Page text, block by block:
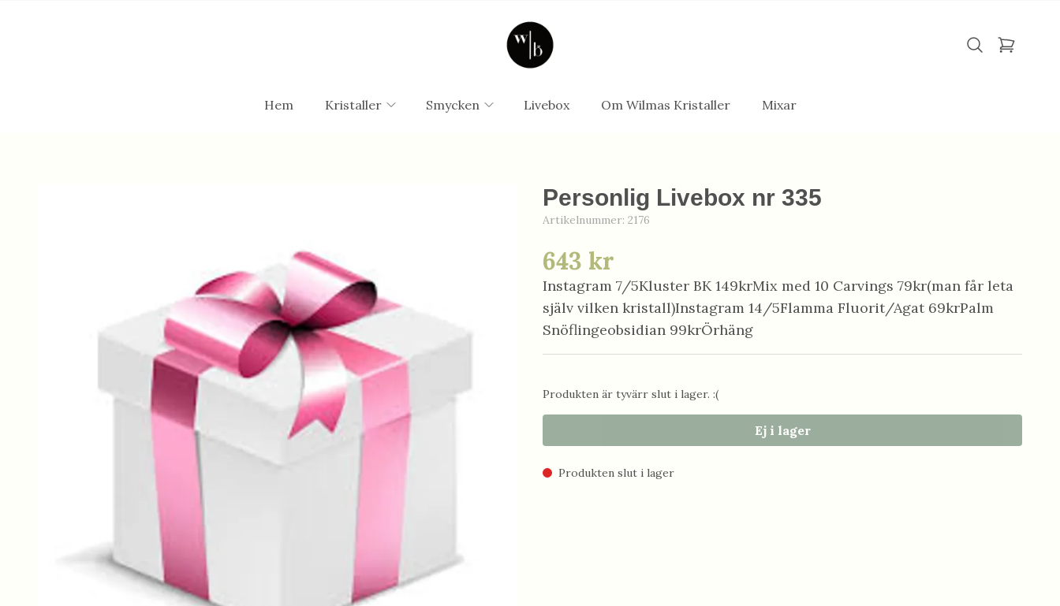
Hem Kristaller Smycken Livebox Om Wilmas Kristaller Mixar
Personlig Livebox nr 335
Artikelnummer: 2176
643 kr
Instagram 7/5Kluster BK 149krMix med 10 Carvings 79kr(man får leta
själv vilken kristall)Instagram 14/5Flamma Fluorit/Agat 69krPalm
Snöflingeobsidian 99krÖrhäng
Produkten är tyvärr slut i lager. :(
Ej i lager
Produkten slut i lager